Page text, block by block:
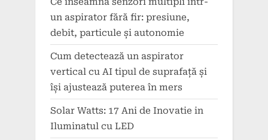
un aspirator fără fir: presiune,
debit, particule și autonomie
Cum detectează un aspirator
vertical cu AI tipul de suprafață și
își ajustează puterea în mers
Solar Watts: 17 Ani de Inovatie in
Iluminatul cu LED